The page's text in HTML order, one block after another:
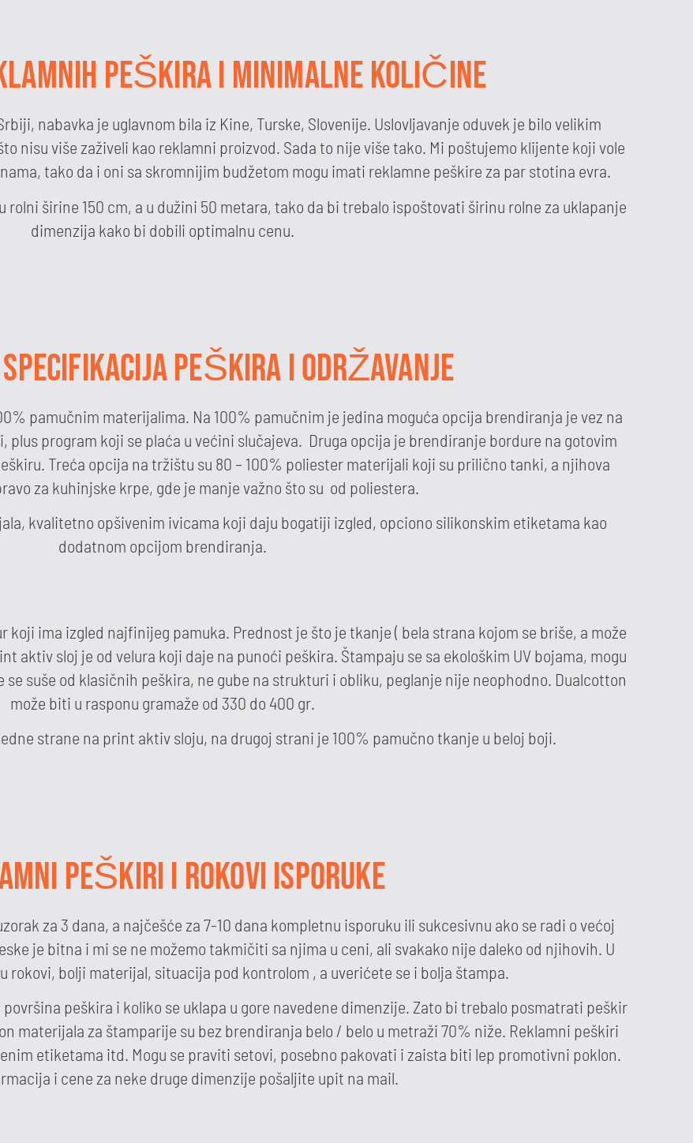
PEŠKIRA I MINIMALNE KOLIČINE
nabavka je uglavnom bila iz Kine, Turske, Slovenije. Uslovljavanje oduvek je bilo velikim
nisu više zaživeli kao reklamni proizvod. Sada to nije više tako. Mi poštujemo klijente koji vole
tako da i oni sa skromnijim budžetom mogu imati reklamne peškire za par stotina evra.
širine 150 cm, a u dužini 50 metara, tako da bi trebalo ispoštovati širinu rolne za uklapanje
dimenzija kako bi dobili optimalnu cenu.
PEŠKIRA I ODRŽAVANJE
pamučnim materijalima. Na 100% pamučnim je jedina moguća opcija brendiranja je vez na
program koji se plaća u većini slučajeva. Druga opcija je brendiranje bordure na gotovim
Treća opcija na tržištu su 80 – 100% poliester materijali koji su prilično tanki, a njihova
za kuhinjske krpe, gde je manje važno što su od poliestera.
kvalitetno opšivenim ivicama koji daju bogatiji izgled, opciono silikonskim etiketama kao
dodatnom opcijom brendiranja.
ima izgled najfinijeg pamuka. Prednost je što je tkanje ( bela strana kojom se briše, a može
aktiv sloj je od velura koji daje na punoći peškira. Štampaju se sa ekološkim UV bojama, mogu
se suše od klasičnih peškira, ne gube na strukturi i obliku, peglanje nije neophodno. Dualcotton
može biti u rasponu gramaže od 330 do 400 gr.
strane na print aktiv sloju, na drugoj strani je 100% pamučno tkanje u beloj boji.
PEŠKIRI I ROKOVI ISPORUKE
za 3 dana, a najčešće za 7-10 dana kompletnu isporuku ili sukcesivnu ako se radi o većoj
je bitna i mi se ne možemo takmičiti sa njima u ceni, ali svakako nije daleko od njihovih. U
rokovi, bolji materijal, situacija pod kontrolom , a uverićete se i bolja štampa.
peškira i koliko se uklapa u gore navedene dimenzije. Zato bi trebalo posmatrati peškir
materijala za štamparije su bez brendiranja belo / belo u metraži 70% niže. Reklamni peškiri
etiketama itd. Mogu se praviti setovi, posebno pakovati i zaista biti lep promotivni poklon.
i cene za neke druge dimenzije pošaljite upit na mail.